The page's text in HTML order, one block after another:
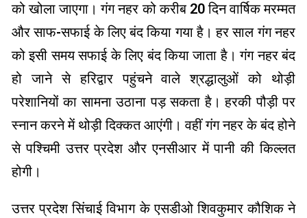
को खोला जाएगा। गंग नहर को करीब 20 दिन वार्षिक मरम्मत
और साफ-सफाई के लिए बंद किया गया है। हर साल गंग नहर
को इसी समय सफाई के लिए बंद किया जाता है। गंग नहर बंद
हो जाने से हरिद्वार पहुंचने वाले श्रद्धालुओं को थोड़ी
परेशानियों का सामना उठाना पड़ सकता है। हरकी पौड़ी पर
स्नान करने में थोड़ी दिक्कत आएंगी। वहीं गंग नहर के बंद होने
से पश्चिमी उत्तर प्रदेश और एनसीआर में पानी की किल्लत
होगी।
उत्तर प्रदेश सिंचाई विभाग के एसडीओ शिवकुमार कौशिक ने